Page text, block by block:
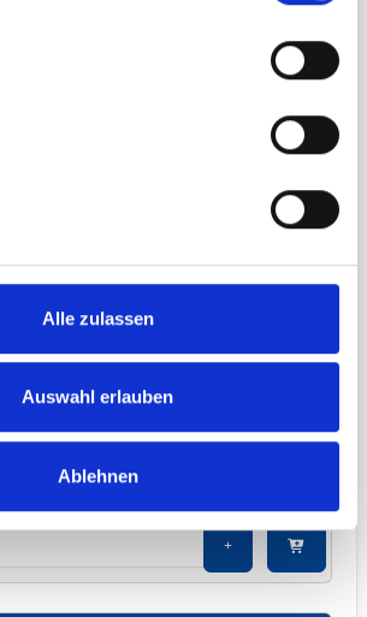
Alle zulassen
Auswahl erlauben
Ablehnen
19,90 € **
miteinander zu
+